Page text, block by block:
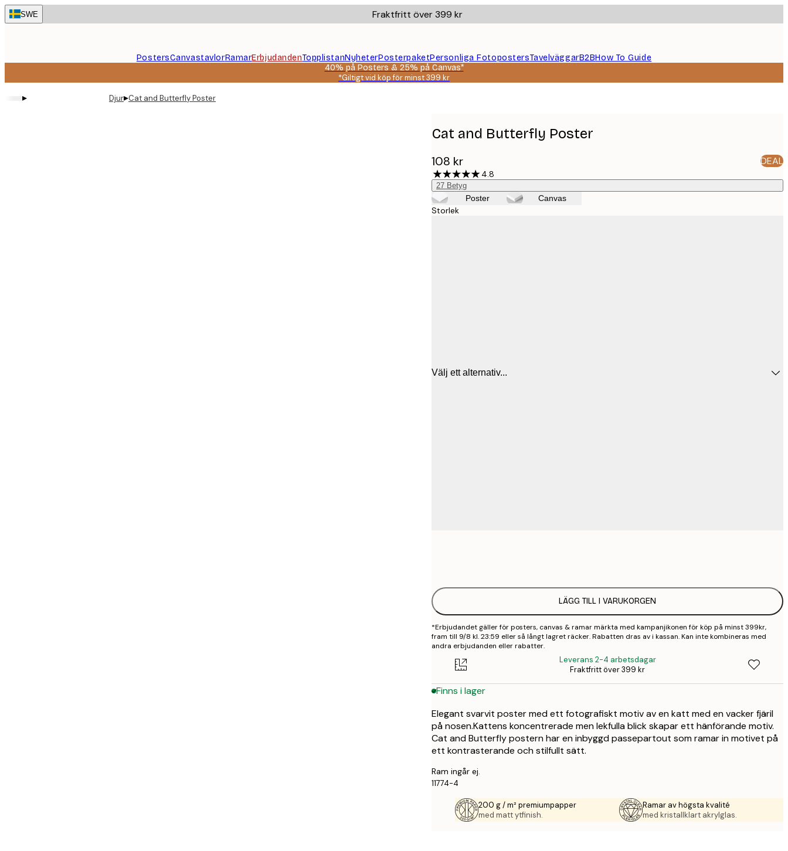
Skip
to
SWE Fraktfritt över 399 kr
PostersCanvastavlorRamarErbjudandenTopplistanNyheterPosterpaketPersonliga FotopostersTavelväggarB2BHow To Guide
40% på Posters & 25% på Canvas*
*Giltigt vid köp för minst 399 kr
▸ Djur▸Cat and Butterfly Poster
Cat and Butterfly Poster
108 kr DEAL
4.8
27 Betyg
Poster Canvas
Storlek
Välj ett alternativ...
50x50 cm
LÄGG TILL I VARUKORGEN
*Erbjudandet gäller för posters, canvas & ramar märkta med kampanjikonen för köp på minst 399kr,
fram till 9/8 kl. 23:59 eller så långt lagret räcker. Rabatten dras av i kassan. Kan inte kombineras med
andra erbjudanden eller rabatter.
Leverans 2-4 arbetsdagar
Fraktfritt över 399 kr
Finns i lager
Elegant svarvit poster med ett fotografiskt motiv av en katt med en vacker fjäril
på nosen.Kattens koncentrerade men lekfulla blick skapar ett hänförande motiv.
Cat and Butterfly postern har en inbyggd passepartout som ramar in motivet på
ett kontrasterande och stilfullt sätt.
Ram ingår ej.
11774-4
200 g / m² premiumpapper
med matt ytfinish.
Ramar av högsta kvalité
med kristallklart akrylglas.